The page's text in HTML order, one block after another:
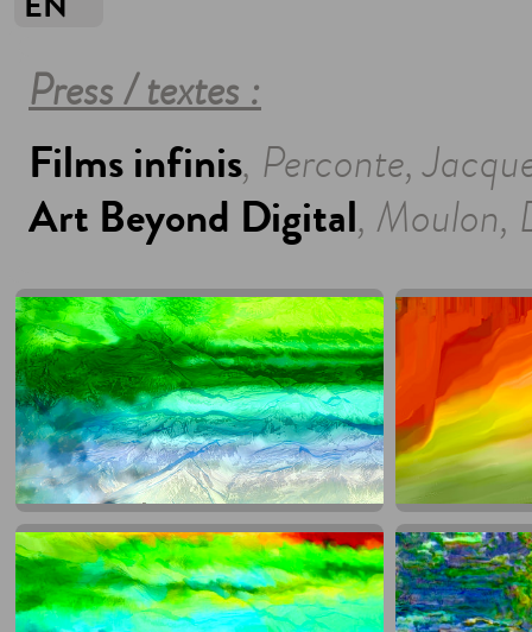
Press / textes :
Films infinis, Perconte,
Art Beyond Digital, Moulon,